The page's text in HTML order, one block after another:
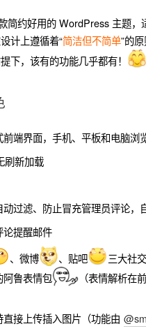
简约好用的 WordPress 主题，
计上遵循着“简洁但不简单”的
下，该有的功能几乎都有！
前端界面，手机、平板和电脑浏
刷新加载
动过滤、防止冒充管理员评论，
论提醒邮件
、微博 、贴吧
三大社
阿鲁表情包
（表情解析在
接上传插入图片（功能由